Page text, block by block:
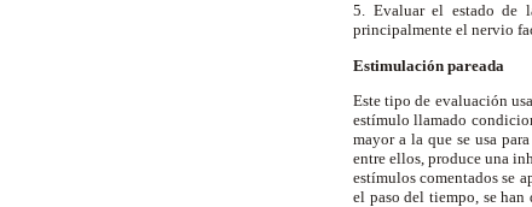
5. Evaluar el estado de
principalmente el nervio
Estimulación pareada
Este tipo de evaluación
estímulo llamado
mayor a la que se usa
entre ellos, produce una
estímulos comentados se
el paso del tiempo, se